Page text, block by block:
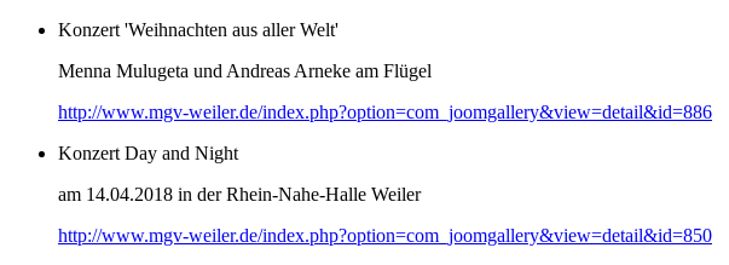
Konzert 'Weihnachten aus aller Welt'
Menna Mulugeta und Andreas Arneke am Flügel
http://www.mgv-weiler.de/index.php?option=com_joomgallery&view=detail&id=886
Konzert Day and Night
am 14.04.2018 in der Rhein-Nahe-Halle Weiler
http://www.mgv-weiler.de/index.php?option=com_joomgallery&view=detail&id=850